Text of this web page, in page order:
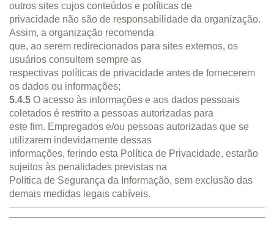
outros sites cujos conteúdos e políticas de
privacidade não são de responsabilidade da organização.
Assim, a organização recomenda
que, ao serem redirecionados para sites externos, os
usuários consultem sempre as
respectivas políticas de privacidade antes de fornecerem
os dados ou informações;
5.4.5 O acesso às informações e aos dados pessoais
coletados é restrito a pessoas autorizadas para
este fim. Empregados e/ou pessoas autorizadas que se
utilizarem indevidamente dessas
informações, ferindo esta Política de Privacidade, estarão
sujeitos às penalidades previstas na
Política de Segurança da Informação, sem exclusão das
demais medidas legais cabíveis.